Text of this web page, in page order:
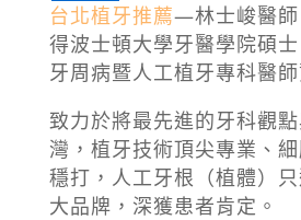
台北植牙推薦—林士峻醫師
得波士頓大學牙醫學院碩
牙周病暨人工植牙專科醫師
致力於將最先進的牙科觀
灣，植牙技術頂尖專業、
穩打，人工牙根（植體）
大品牌，深獲患者肯定。